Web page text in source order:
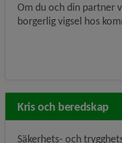
Om du och din partner
borgerlig vigsel hos
Kris och beredskap
Säkerhets- och